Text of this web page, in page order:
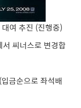
여 추진 (진행중)
씨너스로 변경합
금순으로 좌석배